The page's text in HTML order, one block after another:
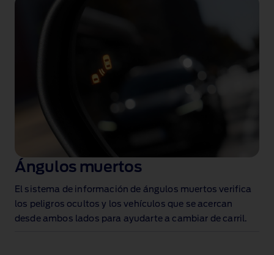
Ángulos muertos
El sistema de información de ángulos muertos verifica
los peligros ocultos y los vehículos que se acercan
desde ambos lados para ayudarte a cambiar de carril.